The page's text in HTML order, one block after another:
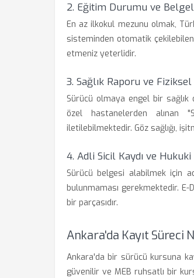
2. Eğitim Durumu ve
En az ilkokul mezunu olmak,
sisteminden otomatik
etmeniz yeterlidir.
3. Sağlık Raporu ve
Sürücü olmaya engel bir sağlık
özel hastanelerden alınan
iletilebilmektedir. Göz sağlığı,
4. Adli Sicil Kaydı ve
Sürücü belgesi alabilmek için
bulunmaması gerekmektedir. E-
bir parçasıdır.
Ankara'da Kayıt Süreci
Ankara'da bir sürücü kursuna
güvenilir ve MEB ruhsatlı bir